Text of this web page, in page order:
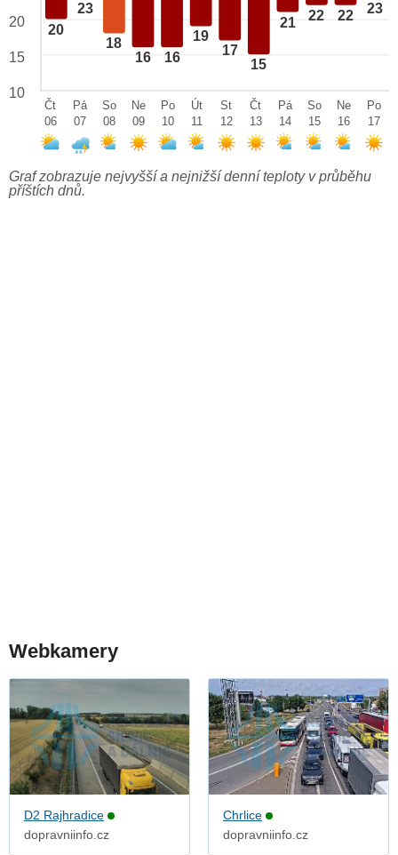
20
23
18
16 16
19
17
15
21 22 22 23
20
15
10
Čt
06
Pá
07
So
08
Ne
09
Po
10
Út
11
St
12
Čt
13
Pá
14
So
15
Ne
16
Po
17
Graf zobrazuje nejvyšší a nejnižší denní teploty v průběhu
příštích dnů.
Webkamery
D2 Rajhradice
dopravniinfo.cz
Chrlice
dopravniinfo.cz